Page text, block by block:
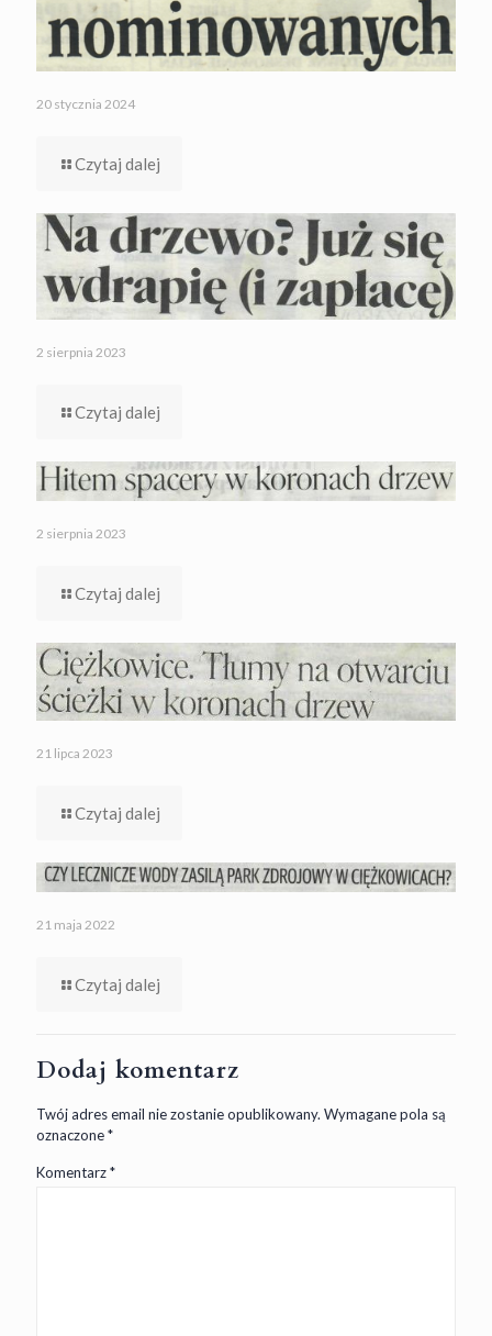
20 stycznia 2024
Czytaj dalej
2 sierpnia 2023
Czytaj dalej
2 sierpnia 2023
Czytaj dalej
21 lipca 2023
Czytaj dalej
21 maja 2022
Czytaj dalej
Dodaj komentarz
Twój adres email nie zostanie opublikowany. Wymagane pola są
oznaczone*
Komentarz*